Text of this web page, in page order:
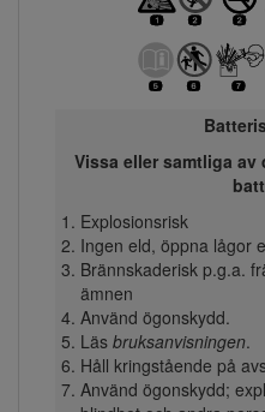
Vissa eller samtliga
Explosionsrisk
Ingen eld, öppna lågor
Brännskaderisk p.g.a.
ämnen
Använd ögonskydd.
Läs bruksanvisningen.
Håll kringstående på
Använd ögonskydd;